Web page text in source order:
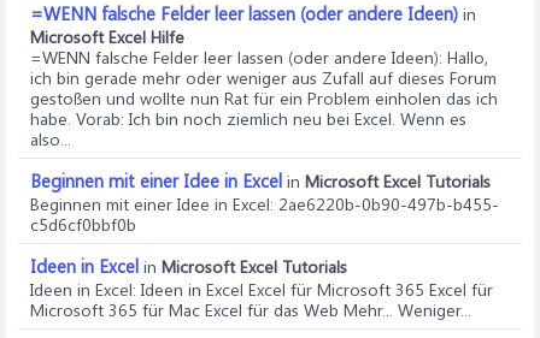
=WENN falsche Felder leer lassen (oder andere Ideen) in
Microsoft Excel Hilfe
=WENN falsche Felder leer lassen (oder andere Ideen): Hallo,
ich bin gerade mehr oder weniger aus Zufall auf dieses Forum
gestoßen und wollte nun Rat für ein Problem einholen das ich
habe. Vorab: Ich bin noch ziemlich neu bei Excel. Wenn es
also...
Beginnen mit einer Idee in Excel in Microsoft Excel Tutorials
Beginnen mit einer Idee in Excel: 2ae6220b-0b90-497b-b455-
c5d6cf0bbf0b
Ideen in Excel in Microsoft Excel Tutorials
Ideen in Excel: Ideen in Excel Excel für Microsoft 365 Excel für
Microsoft 365 für Mac Excel für das Web Mehr... Weniger...